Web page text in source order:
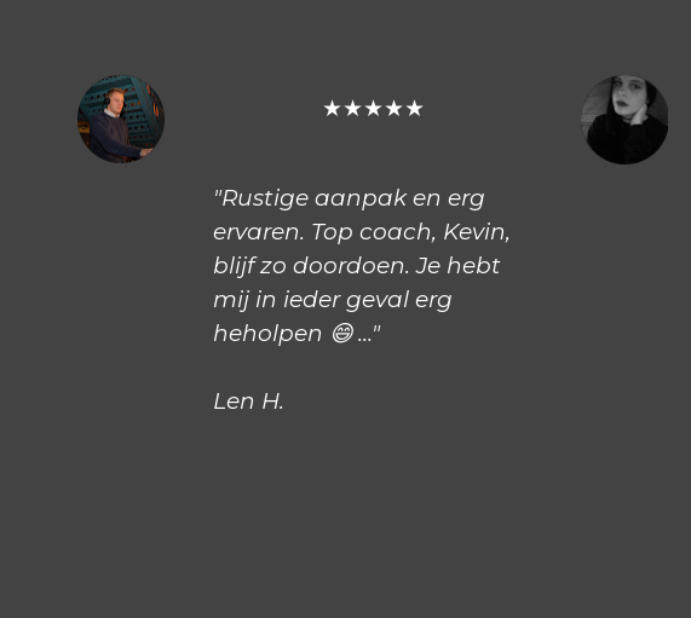
★★★★★
"Rustige aanpak en erg
ervaren. Top coach, Kevin,
blijf zo doordoen. Je hebt
mij in ieder geval erg
heholpen 😄 …"
Len H.